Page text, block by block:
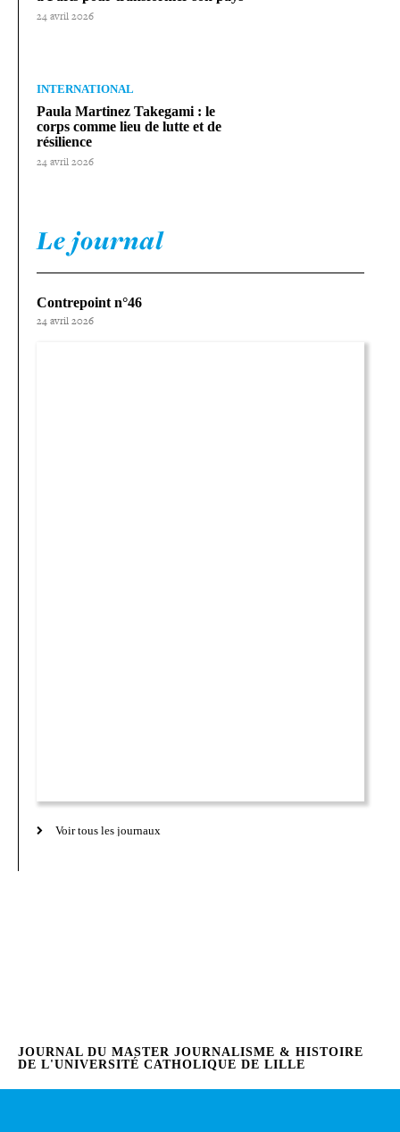
24 avril 2026
INTERNATIONAL
Paula Martinez Takegami : le
corps comme lieu de lutte et de
résilience
24 avril 2026
Le journal
Contrepoint n°46
24 avril 2026
Voir tous les journaux
JOURNAL DU MASTER JOURNALISME & HISTOIRE
DE L'UNIVERSITÉ CATHOLIQUE DE LILLE